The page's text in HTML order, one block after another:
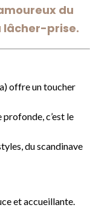
du
lâcher-prise.
offre un toucher
c’est le
du scandinave
et accueillante.